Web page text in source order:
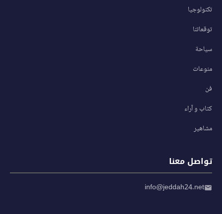
تكنولوجيا
توقعاتنا
سياحة
منوعات
فن
كتاب و آراء
مشاهير
تواصل معنا
info@jeddah24.net